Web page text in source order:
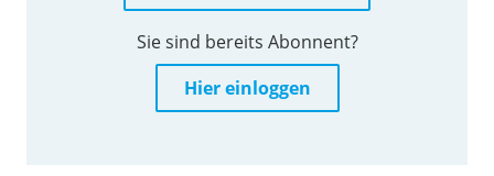
Sie sind bereits Abonnent?
Hier einloggen